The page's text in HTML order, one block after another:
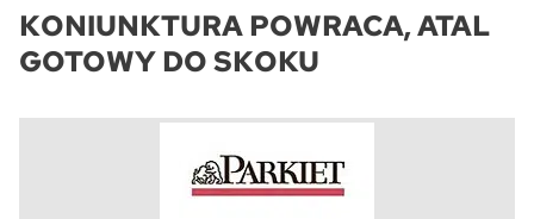
KONIUNKTURA POWRACA, ATAL
GOTOWY DO SKOKU
Nowość
ATAL Ville przy Białej
Program Poleceń ATAL
Polecaj i zyskaj nawet 5 000 zł